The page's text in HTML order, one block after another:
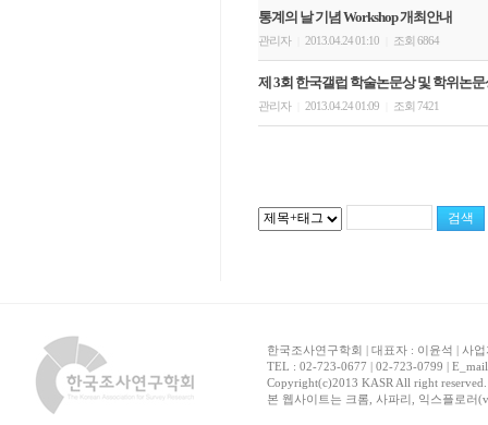
통계의 날 기념 Workshop 개최안내
관리자 2013.04.24 01:10 조회 6864
제 3회 한국갤럽 학술논문상 및 학위논
관리자 2013.04.24 01:09 조회 7421
한국조사연구학회 | 대표자 : 이윤석 | 사
TEL : 02-723-0677 | 02-723-0799 | E_mail
Copyright(c)2013 KASR All right
본 웹사이트는 크롬, 사파리, 익스플로러